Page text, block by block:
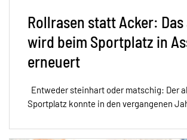
Rollrasen statt Acker:
wird beim Sportplatz in
erneuert
Entweder steinhart oder matschig: Der
Sportplatz konnte in den vergangenen